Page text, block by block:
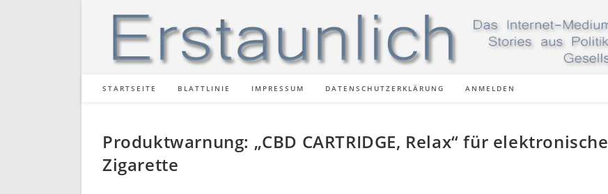
STARTSEITE BLATTLINIE IMPRESSUM DATENSCHUTZERKLÄRUNG ANMELDEN
Produktwarnung: „CBD CARTRIDGE, Relax“ für elektronische
Zigarette